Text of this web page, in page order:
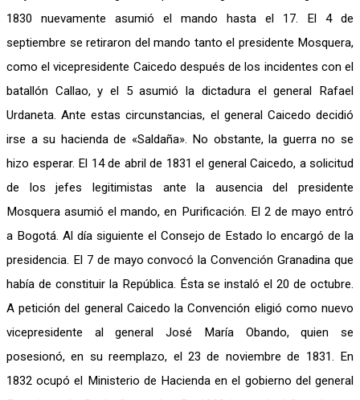
1830 nuevamente asumió el mando hasta el 17. El 4 de
septiembre se retiraron del mando tanto el presidente Mosquera,
como el vicepresidente Caicedo después de los incidentes con el
batallón Callao, y el 5 asumió la dictadura el general Rafael
Urdaneta. Ante estas circunstancias, el general Caicedo decidió
irse a su hacienda de «Saldaña». No obstante, la guerra no se
hizo esperar. El 14 de abril de 1831 el general Caicedo, a solicitud
de los jefes legitimistas ante la ausencia del presidente
Mosquera asumió el mando, en Purificación. El 2 de mayo entró
a Bogotá. Al día siguiente el Consejo de Estado lo encargó de la
presidencia. El 7 de mayo convocó la Convención Granadina que
había de constituir la República. Ésta se instaló el 20 de octubre.
A petición del general Caicedo la Convención eligió como nuevo
vicepresidente al general José María Obando, quien se
posesionó, en su reemplazo, el 23 de noviembre de 1831. En
1832 ocupó el Ministerio de Hacienda en el gobierno del general